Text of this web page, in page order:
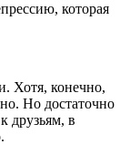
которая
Хотя, конечно,
Но достаточно
друзьям, в